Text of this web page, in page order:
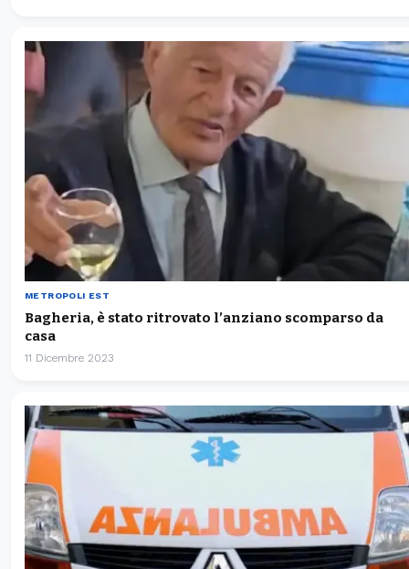
METROPOLI EST
Bagheria, è stato ritrovato l’anziano scomparso da
casa
11 Dicembre 2023